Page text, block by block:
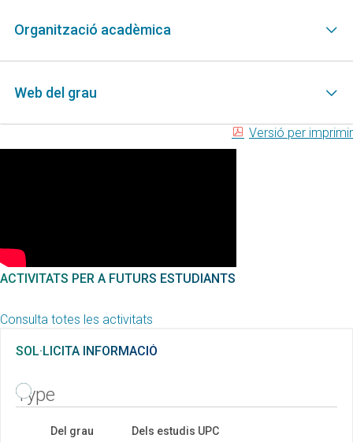
Organització acadèmica
Web del grau
Versió per imprimir
ACTIVITATS PER A FUTURS ESTUDIANTS
Consulta totes les activitats
SOL·LICITA INFORMACIÓ
Type
Del grau Dels estudis UPC